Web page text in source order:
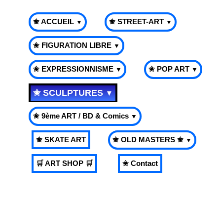
✬ ACCUEIL ▼ ✬ STREET-ART ▼
✬ FIGURATION LIBRE ▼
✬ EXPRESSIONNISME ▼ ✬ POP ART ▼
✬ SCULPTURES▼
✬ 9ème ART / BD & Comics ▼
✬ SKATE ART ✬ OLD MASTERS ✬ ▼
🛒 ART SHOP 🛒 ✬ Contact